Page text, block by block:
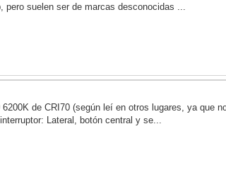
pero suelen ser de marcas desconocidas ...
de CRI70 (según leí en otros lugares, ya que
Lateral, botón central y se...